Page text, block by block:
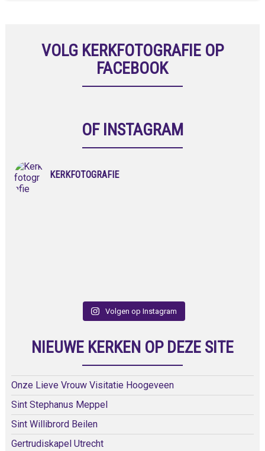
VOLG KERKFOTOGRAFIE OP
FACEBOOK
OF INSTAGRAM
KERKFOTOGRAFIE
Volgen op Instagram
NIEUWE KERKEN OP DEZE SITE
Onze Lieve Vrouw Visitatie Hoogeveen
Sint Stephanus Meppel
Sint Willibrord Beilen
Gertrudiskapel Utrecht